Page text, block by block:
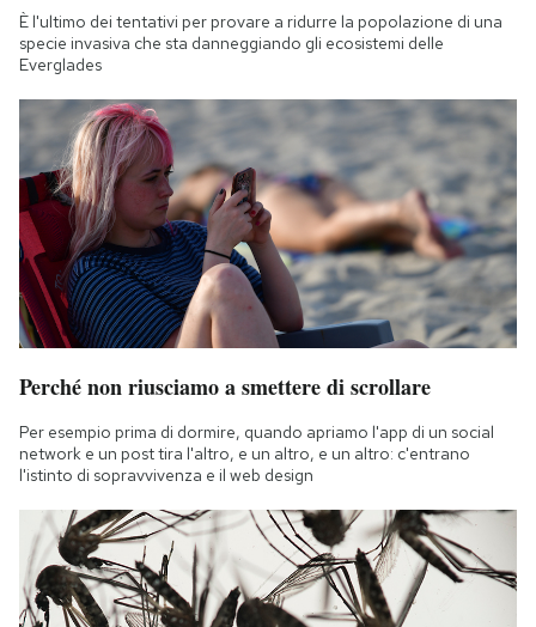
Hai bisogno di aiuto?
Esci
È l'ultimo dei tentativi per provare a ridurre la popolazione di una
specie invasiva che sta danneggiando gli ecosistemi delle
Everglades
Perché non riusciamo a smettere di scrollare
Per esempio prima di dormire, quando apriamo l'app di un social
network e un post tira l'altro, e un altro, e un altro: c'entrano
l'istinto di sopravvivenza e il web design